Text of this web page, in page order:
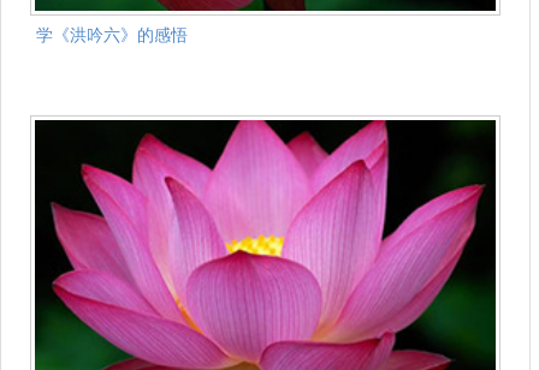
学《洪吟六》的感悟